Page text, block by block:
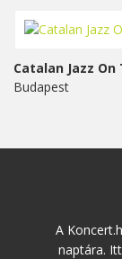
Catalan Jazz
Budapest
A
naptára.